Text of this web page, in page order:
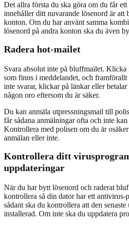
Det allra första du ska göra om du får
innehåller ditt nuvarande lösenord är att
konton. Om du har använt samma
lösenord på andra konton ska du även
Radera hot-mailet
Svara absolut inte på bluffmailet. Klicka
som finns i meddelandet, och
inte svarar, klickar på länkar eller
någon oro eftersom du är säker.
Du kan anmäla utpressningsmail till
får sådana anmälningar ofta och inte
Kontrollera med polisen om du är
anmälan eller inte.
Kontrollera ditt
uppdateringar
När du har bytt lösenord och raderat
kontrollera så din dator har ett antivirus-
sådant ska du kontrollera att den
installerad. Om inte ska du uppdatera